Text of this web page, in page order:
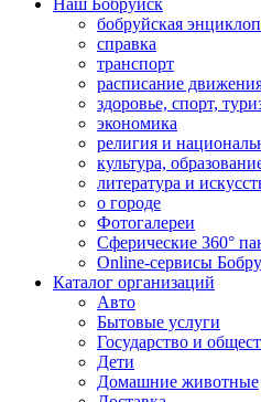
Наш Бобруйск
бобруйская
справка
транспорт
расписание
здоровье, спорт,
экономика
религия и
культура,
литература и
о городе
Фотогалереи
Сферические 360°
Online-сервисы
Каталог организаций
Авто
Бытовые услуги
Государство и
Дети
Домашние животные